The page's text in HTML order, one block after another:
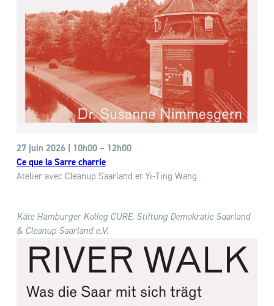
27 juin 2026 | 10h00 – 12h00
Ce que la Sarre charrie
Atelier avec Cleanup Saarland et Yi-Ting Wang
Käte Hamburger Kolleg CURE, Stiftung Demokratie Saarland
& Cleanup Saarland e.V.